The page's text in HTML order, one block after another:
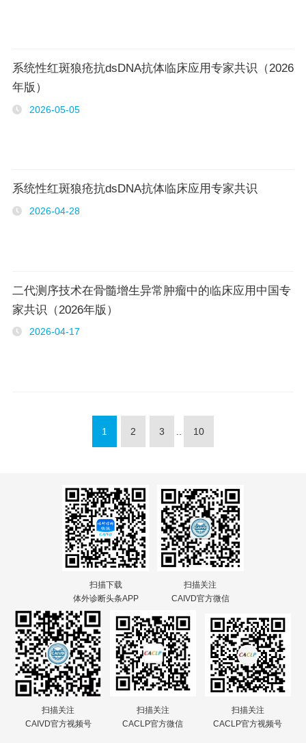
系统性红斑狼疮抗dsDNA抗体临床应用专家共识（2026
年版）
2026-05-05
系统性红斑狼疮抗dsDNA抗体临床应用专家共识
2026-04-28
二代测序技术在骨髓增生异常肿瘤中的临床应用中国专
家共识（2026年版）
2026-04-17
1 2 3 10
扫描下载
体外诊断头条APP
扫描关注
CAIVD官方微信
扫描关注
CAIVD官方视频号
扫描关注
CACLP官方微信
扫描关注
CACLP官方视频号